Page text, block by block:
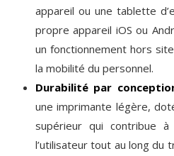
appareil ou une tablette
propre appareil iOS ou
un fonctionnement hors
la mobilité du personnel.
Durabilité par
une imprimante légère,
supérieur qui contribue
l’utilisateur tout au long du